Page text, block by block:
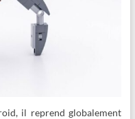
il reprend globalement